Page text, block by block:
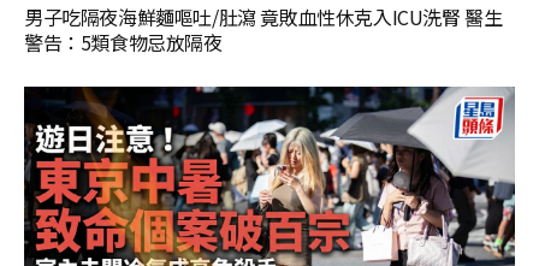
男子吃隔夜海鮮麵嘔吐/肚瀉 竟敗血性休克入ICU洗腎 醫生
警告：5類食物忌放隔夜